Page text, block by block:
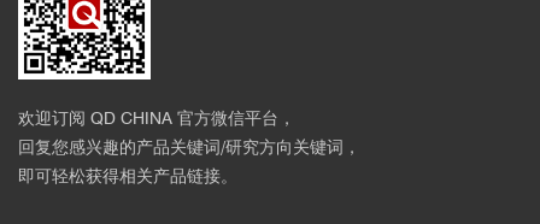
[22] L. Jonušauskas, S. Rekštyte, R. Buividas, S. Butkus, R.
Gadonas, S. Juodkazis, and M. Malinauskas,“Hybrid subtractive-
additive-welding microfabrication for lab-on-chip applications via
094108 (2017).
欢迎订阅 QD CHINA 官方微信平台，
回复您感兴趣的产品关键词/研究方向关键词，
即可轻松获得相关产品链接。